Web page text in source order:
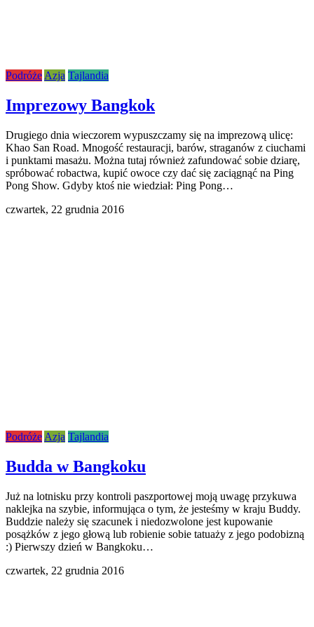
Podróże Azja Tajlandia
Imprezowy Bangkok
Drugiego dnia wieczorem wypuszczamy się na imprezową ulicę:
Khao San Road. Mnogość restauracji, barów, straganów z ciuchami
i punktami masażu. Można tutaj również zafundować sobie dziarę,
spróbować robactwa, kupić owoce czy dać się zaciągnąć na Ping
Pong Show. Gdyby ktoś nie wiedział: Ping Pong…
czwartek, 22 grudnia 2016
Podróże Azja Tajlandia
Budda w Bangkoku
Już na lotnisku przy kontroli paszportowej moją uwagę przykuwa
naklejka na szybie, informująca o tym, że jesteśmy w kraju Buddy.
Buddzie należy się szacunek i niedozwolone jest kupowanie
posążków z jego głową lub robienie sobie tatuaży z jego podobizną
:) Pierwszy dzień w Bangkoku…
czwartek, 22 grudnia 2016